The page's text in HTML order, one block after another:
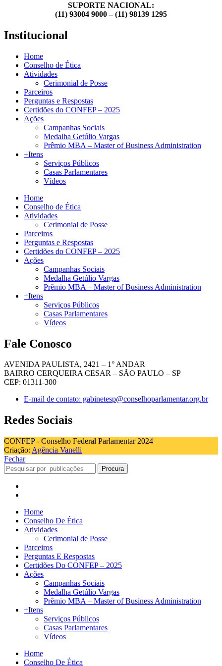
SUPORTE NACIONAL:
(11) 93004 9000 – (11) 98139 1295
Institucional
Home
Conselho de Ética
Atividades
Cerimonial de Posse
Parceiros
Perguntas e Respostas
Certidões do CONFEP – 2025
Ações
Campanhas Sociais
Medalha Getúlio Vargas
Prêmio MBA – Master of Business Administration
+Itens
Serviços Públicos
Casas Parlamentares
Vídeos
Home
Conselho de Ética
Atividades
Cerimonial de Posse
Parceiros
Perguntas e Respostas
Certidões do CONFEP – 2025
Ações
Campanhas Sociais
Medalha Getúlio Vargas
Prêmio MBA – Master of Business Administration
+Itens
Serviços Públicos
Casas Parlamentares
Vídeos
Fale Conosco
AVENIDA PAULISTA, 2421 – 1° ANDAR
BAIRRO CERQUEIRA CESAR – SÃO PAULO – SP
CEP: 01311-300
E-mail de contato: gabinetesp@conselhoparlamentar.org.br
Redes Sociais
CONFEP - Conselho Federal Parlamentar 2024
Criação: Agência Vanelli
Fechar
Procura
Home
Conselho De Ética
Atividades
Cerimonial de Posse
Parceiros
Perguntas E Respostas
Certidões Do CONFEP – 2025
Ações
Campanhas Sociais
Medalha Getúlio Vargas
Prêmio MBA – Master of Business Administration
+Itens
Serviços Públicos
Casas Parlamentares
Vídeos
Home
Conselho De Ética